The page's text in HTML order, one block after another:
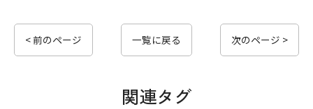
< 前のページ 一覧に戻る 次のページ >
関連タグ